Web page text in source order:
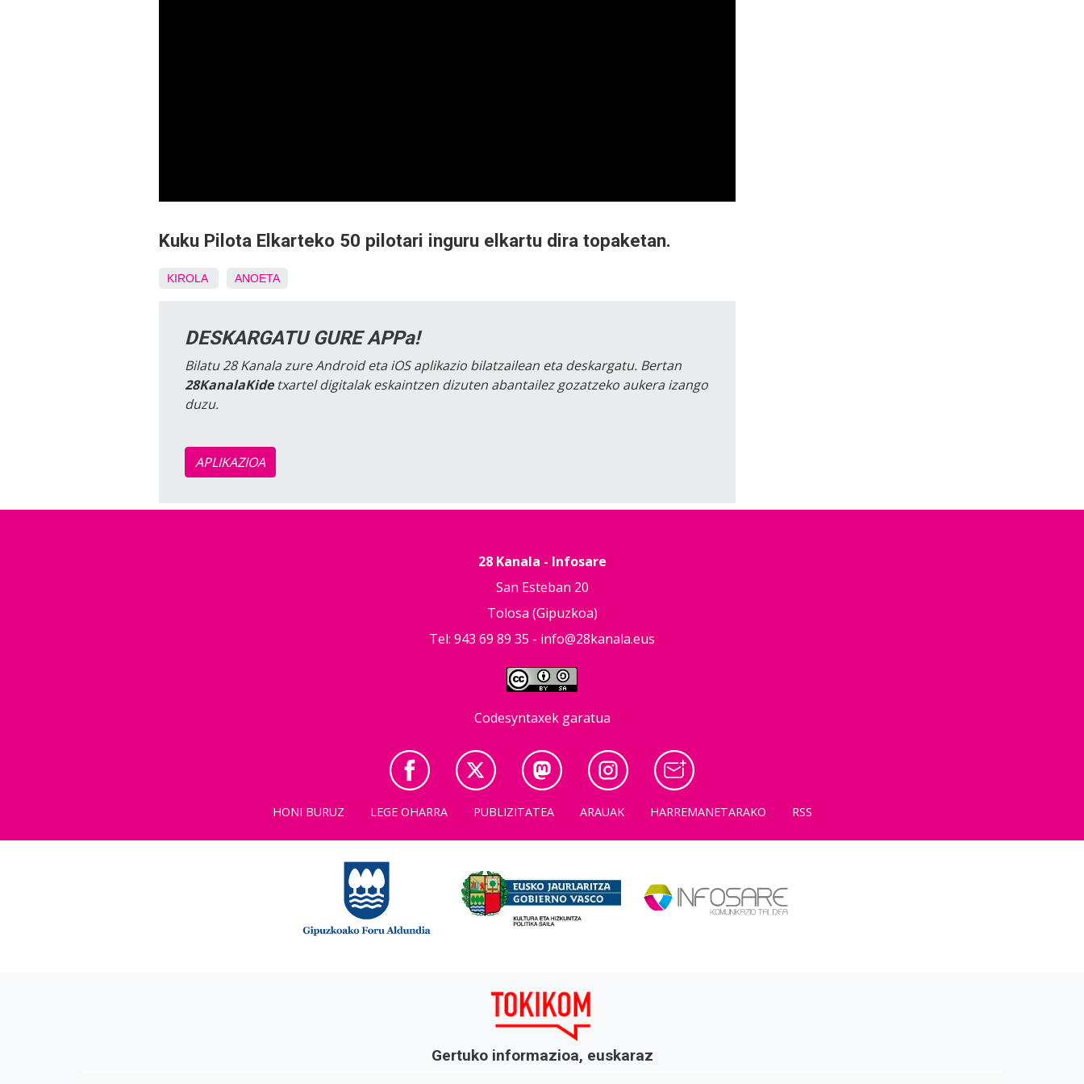
Kuku Pilota Elkarteko 50 pilotari inguru elkartu dira topaketan.
KIROLA ANOETA
DESKARGATU GURE APPa!
Bilatu 28 Kanala zure Android eta iOS aplikazio bilatzailean eta deskargatu. Bertan
28KanalaKidetxartel digitalak eskaintzen dizuten abantailez gozatzeko aukera izango
duzu.
APLIKAZIOA
28 Kanala - Infosare
San Esteban 20
Tolosa (Gipuzkoa)
Tel: 943 69 89 35 - info@28kanala.eus
Codesyntaxek garatua
HONI BURUZ LEGE OHARRA PUBLIZITATEA ARAUAK HARREMANETARAKO RSS
Gertuko informazioa, euskaraz